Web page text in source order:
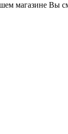
магазине Вы